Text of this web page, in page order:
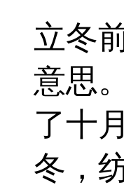
立冬
意思
了十
冬，